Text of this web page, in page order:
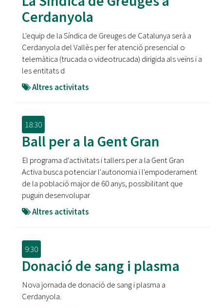
Cerdanyola
L'equip de la Síndica de Greuges de Catalunya serà a
Cerdanyola del Vallès per fer atenció presencial o
telemàtica (trucada o videotrucada) dirigida als veïns i a
les entitats d
Altres activitats
18:30
Ball per a la Gent Gran
El programa d'activitats i tallers per a la Gent Gran
Activa busca potenciar l'autonomia i l'empoderament
de la població major de 60 anys, possibilitant que
puguin desenvolupar
Altres activitats
9:30
Donació de sang i plasma
Nova jornada de donació de sang i plasma a
Cerdanyola.